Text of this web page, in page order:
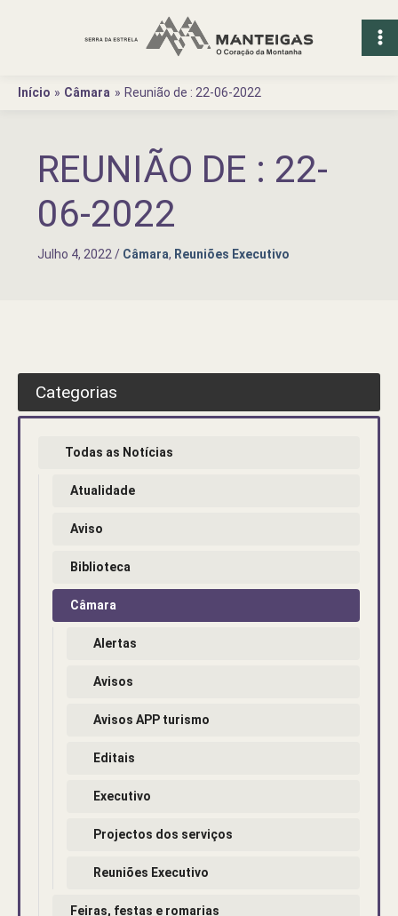
Início
Câmara Reunião de : 22-06-2022
REUNIÃO DE : 22-
06-2022
Julho 4, 2022 / Câmara, Reuniões Executivo
Categorias
Todas as Notícias
Atualidade
Aviso
Biblioteca
Câmara
Alertas
Avisos
Avisos APP turismo
Editais
Executivo
Projectos dos serviços
Reuniões Executivo
Feiras, festas e romarias